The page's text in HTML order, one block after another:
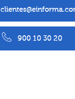
900 10 30 20